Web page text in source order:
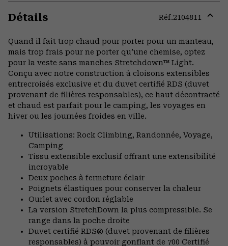
Détails Réf.2104811
Quand il fait trop chaud pour porter pour un manteau,
mais trop frais pour ne porter qu’une chemise, optez
pour la veste sans manches Stretchdown™ Light.
Conçu avec notre construction à cloisons extensibles
entrecroisés exclusive et du duvet certifié RDS (duvet
provenant de filières responsables), ce haut décontracté
et chaud est parfait pour le camping, les voyages en
hiver ou les journées froides en ville.
Utilisations: Rock Climbing, Randonnée, Voyage,
Camping
Tissu extensible exclusif offrant une extensibilité
incroyable
Deux poches à fermeture éclair
Poignets élastiques pour conserver la chaleur
Ourlet avec cordon réglable
La version StretchDown la plus compressible. Se
range dans la poche droite
Duvet certifié RDS® (duvet provenant de filières
responsables) à pouvoir gonflant de 700 Certifié